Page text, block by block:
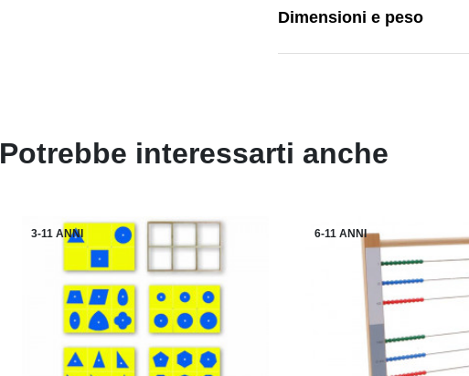
Dimensioni e peso
Potrebbe interessarti anche
3-11 ANNI 6-11 ANNI